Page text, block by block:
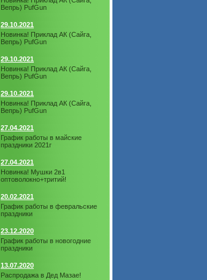
Вепрь) PufGun
29.10.2021
Новинка! Приклад АК (Сайга,
Вепрь) PufGun
29.10.2021
Новинка! Приклад АК (Сайга,
Вепрь) PufGun
29.10.2021
Новинка! Приклад АК (Сайга,
Вепрь) PufGun
27.04.2021
График работы в майские
праздники 2021г
27.04.2021
Новинка! Мушки 2в1
оптоволокно+тритий!
20.02.2021
График работы в февральские
праздники
23.12.2020
График работы в новогодние
праздники
13.07.2020
Распродажа в Дед Мазае!